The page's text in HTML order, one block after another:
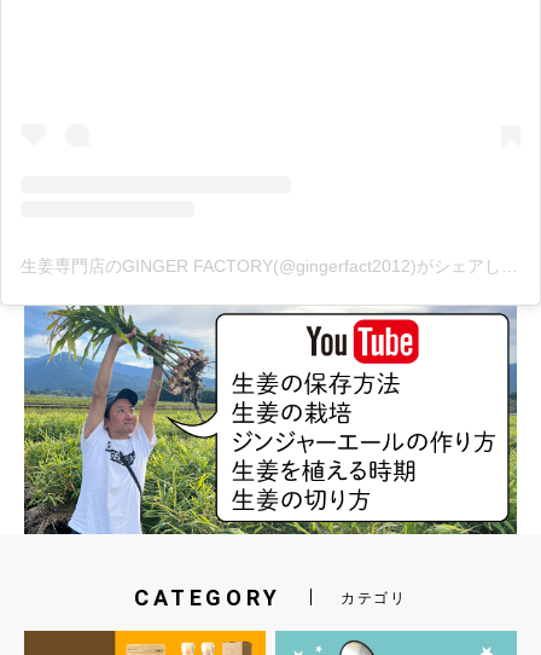
生姜専門店のGINGER FACTORY(@gingerfact2012)がシェアした投稿
CATEGORY カテゴリ